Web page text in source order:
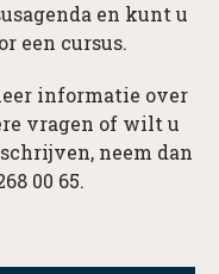
en kunt u
een cursus.
informatie over
vragen of wilt u
neem dan
00 65.